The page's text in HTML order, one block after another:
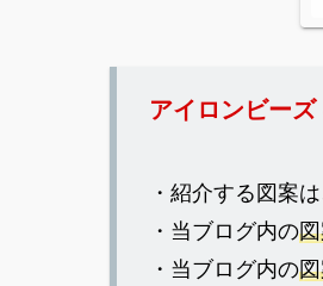
アイロンビー
・紹介する図案
・当ブログ内の
・当ブログ内の